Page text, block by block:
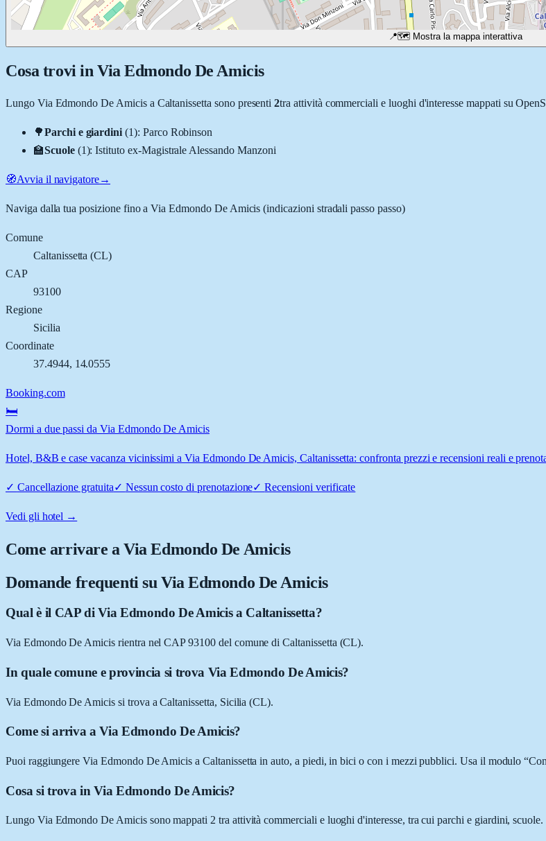
📍🗺️ Mostra la mappa interattiva
Cosa trovi in Via Edmondo De Amicis
Lungo Via Edmondo De Amicisa Caltanissetta sono presenti 2tra attività commerciali e luoghi d'interesse mappati su
🌳Parchi e giardini (1): Parco Robinson
🏫Scuole (1):Istituto ex-Magistrale Alessando Manzoni
🧭Avvia il navigatore→
Naviga dalla tua posizione fino aVia Edmondo De Amicis (indicazioni stradali passo passo)
Comune
Caltanissetta (CL)
CAP
93100
Regione
Sicilia
Coordinate
37.4944, 14.0555
Booking.com
🛏️
Dormi a due passi da Via Edmondo De Amicis
Hotel, B&B e case vacanza vicinissimi a Via Edmondo De Amicis, Caltanissetta: confronta prezzi e recensioni reali e
✓ Cancellazione gratuita✓ Nessun costo di prenotazione✓Recensioni verificate
Vedi gli hotel →
Come arrivare aVia Edmondo De Amicis
Domande frequenti su Via Edmondo De Amicis
Qual è il CAP di Via Edmondo De Amicis a Caltanissetta?
Via Edmondo De Amicis rientra nel CAP 93100 del comune di Caltanissetta (CL).
In quale comune e provincia si trova Via Edmondo De Amicis?
Via Edmondo De Amicis si trova a Caltanissetta, Sicilia (CL).
Come si arriva a Via Edmondo De Amicis?
Puoi raggiungere Via Edmondo De Amicis a Caltanissetta in auto, a piedi, in bici o con i mezzi pubblici. Usa il modulo
Cosa si trova in Via Edmondo De Amicis?
Lungo Via Edmondo De Amicis sono mappati 2 tra attività commerciali e luoghi d'interesse, tra cui parchi e giardini, scuole.